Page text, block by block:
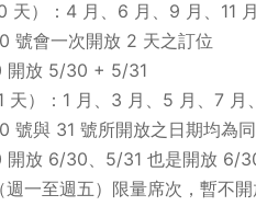
天）：4 月、6 月、9 月、11 月
號會一次開放 2 天之訂位
開放 5/30 + 5/31
天）：1 月、3 月、5 月、7 月
號與 31 號所開放之日期均為
開放 6/30、5/31 也是開放 6/
週一至週五）限量席次，暫不